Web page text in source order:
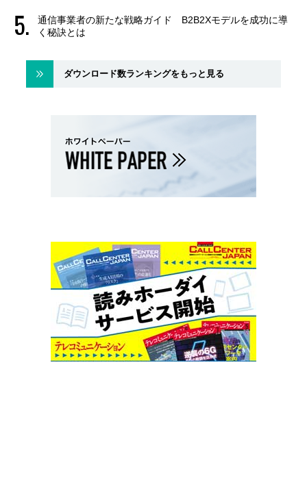
通信事業者の新たな戦略ガイド B2B2Xモデルを成功に導
く秘訣とは
ダウンロード数ランキングをもっと見る